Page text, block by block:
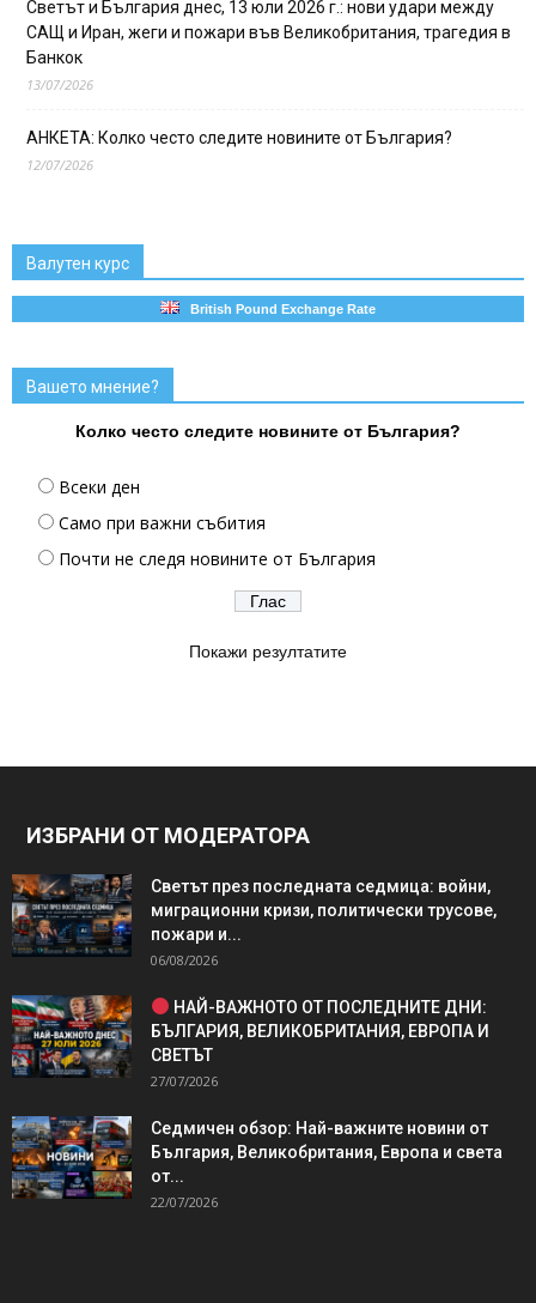
Светът и България днес, 13 юли 2026 г.: нови удари между
САЩ и Иран, жеги и пожари във Великобритания, трагедия в
Банкок
13/07/2026
АНКЕТА: Колко често следите новините от България?
12/07/2026
Валутен курс
British Pound Exchange Rate
Вашето мнение?
Колко често следите новините от България?
Всеки ден
Само при важни събития
Почти не следя новините от България
Покажи резултатите
ИЗБРАНИ ОТ МОДЕРАТОРА
Светът през последната седмица: войни,
миграционни кризи, политически трусове,
пожари и...
06/08/2026
НАЙ-ВАЖНОТО ОТ ПОСЛЕДНИТЕ ДНИ:
БЪЛГАРИЯ, ВЕЛИКОБРИТАНИЯ, ЕВРОПА И
СВЕТЪТ
27/07/2026
Седмичен обзор: Най-важните новини от
България, Великобритания, Европа и света
от...
22/07/2026